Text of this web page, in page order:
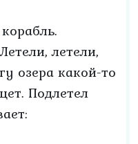
летели,
озера какой-то
Подлетел